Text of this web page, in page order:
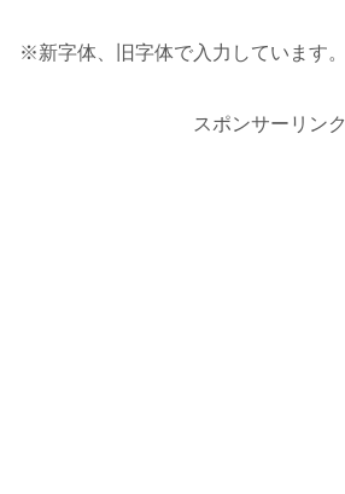
※新字体、旧字体で入力しています。
スポンサーリンク